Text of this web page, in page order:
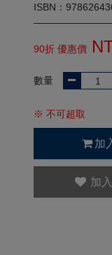
ISBN：
90折 優惠價
數量
※ 不可超取
加
加